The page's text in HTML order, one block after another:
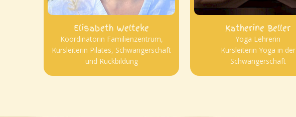
Elisabeth Welteke
Koordinatorin Familienzentrum,
Kursleiterin Pilates, Schwangerschaft
und Rückbildung
Katherine Beller
Yoga Lehrerin
Kursleiterin Yoga in der
Schwangerschaft